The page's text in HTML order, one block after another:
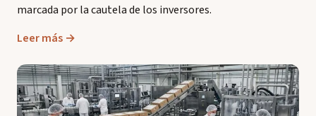
marcada por la cautela de los inversores.
Leer más →